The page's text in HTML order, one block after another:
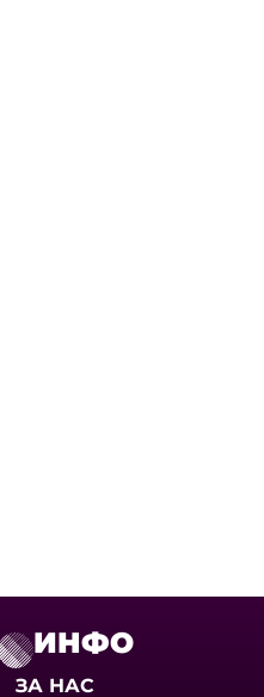
ИНФО
ЗА НАС